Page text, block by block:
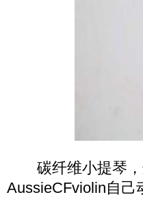
碳纤维小提琴，
AussieCFviolin自己